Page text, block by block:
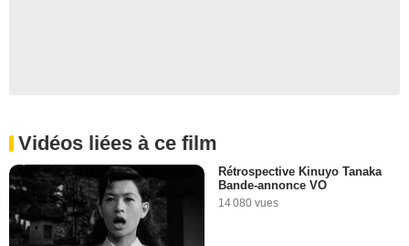
Vidéos liées à ce film
Rétrospective Kinuyo Tanaka
Bande-annonce VO
14 080 vues